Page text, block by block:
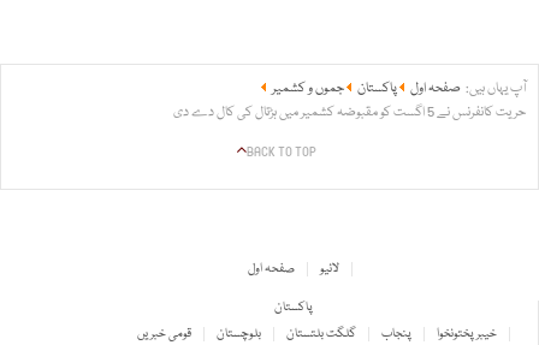
آپ یہاں ہیں: صفحہ اول پاکستان
جموں و کشمیر
حریت کانفرنس نے 5 اگست کو مقبوضہ کشمیر میں ہڑتال کی کال دے دی
BACK TO TOP
صفحہ اول
لائیو
پاکستان
قومی خبریں
بلوچستان گلگت بلتستان پنجاب
خیبر پختونخوا